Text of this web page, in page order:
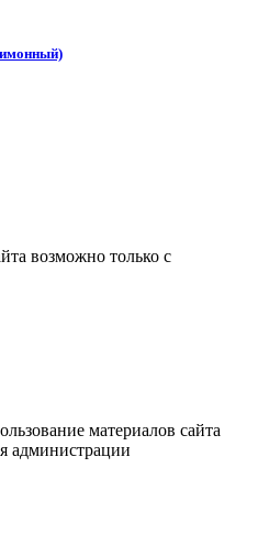
возможно только с
материалов сайта
администрации